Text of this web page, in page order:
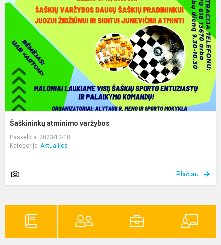
Šaškininkų atminimo varžybos
Paskelbta: 2023-10-18
Kategorija: Aktualijos
Plačiau